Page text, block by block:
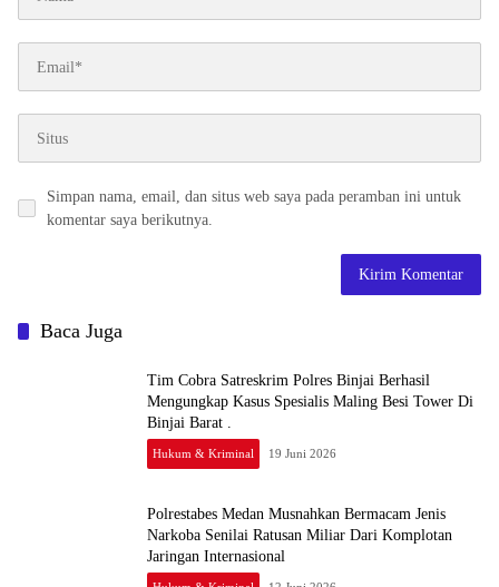
Simpan nama, email, dan situs web saya pada peramban ini untuk
komentar saya berikutnya.
Baca Juga
Tim Cobra Satreskrim Polres Binjai Berhasil
Mengungkap Kasus Spesialis Maling Besi Tower Di
Binjai Barat .
Hukum & Kriminal 19 Juni 2026
Polrestabes Medan Musnahkan Bermacam Jenis
Narkoba Senilai Ratusan Miliar Dari Komplotan
Jaringan Internasional